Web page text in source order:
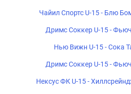
Чайил Спортс U-15 - Блю
Дримс Соккер U-15 -
Нью Вижн U-15 - Сока
Дримс Соккер U-15 -
Нексус ФК U-15 -